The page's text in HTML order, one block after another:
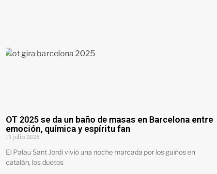
OT 2025 se da un baño de masas en Barcelona entre
emoción, química y espíritu fan
13 julio 2026
El Palau Sant Jordi vivió una noche marcada por los guiños en
catalán, los duetos